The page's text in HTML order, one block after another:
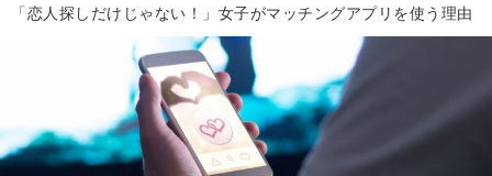
「恋人探しだけじゃない！」女子がマッチングアプリを使う理由